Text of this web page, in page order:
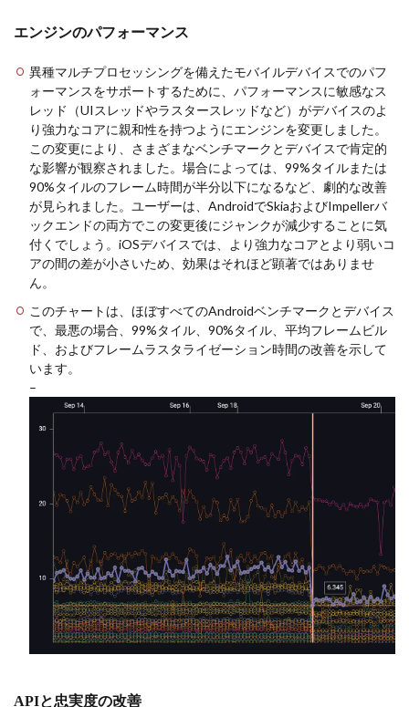
エンジンのパフォーマンス
異種マルチプロセッシングを備えたモバイルデバイスでのパフ
ォーマンスをサポートするために、パフォーマンスに敏感なス
レッド（UIスレッドやラスタースレッドなど）がデバイスのよ
り強力なコアに親和性を持つようにエンジンを変更しました。
この変更により、さまざまなベンチマークとデバイスで肯定的
な影響が観察されました。場合によっては、99%タイルまたは
90%タイルのフレーム時間が半分以下になるなど、劇的な改善
が見られました。ユーザーは、AndroidでSkiaおよびImpellerバ
ックエンドの両方でこの変更後にジャンクが減少することに気
付くでしょう。iOSデバイスでは、より強力なコアとより弱いコ
アの間の差が小さいため、効果はそれほど顕著ではありませ
ん。
このチャートは、ほぼすべてのAndroidベンチマークとデバイス
で、最悪の場合、99%タイル、90%タイル、平均フレームビル
ド、およびフレームラスタライゼーション時間の改善を示して
います。
–
APIと忠実度の改善